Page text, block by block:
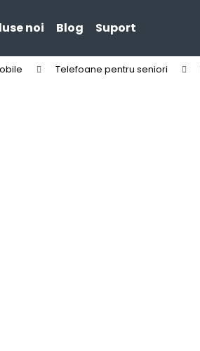
noi Blog Suport
Telefoane pentru seniori
Ce căutaţi?